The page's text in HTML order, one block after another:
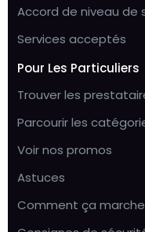
Accord de niveau de
Services acceptés
Pour Les Particuliers
Trouver les
Parcourir les
Voir nos promos
Astuces
Comment ça marche